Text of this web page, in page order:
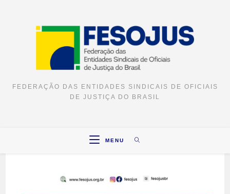
FEDERAÇÃO DAS ENTIDADES SINDICAIS DE OFICIAIS
DE JUSTIÇA DO BRASIL
MENU